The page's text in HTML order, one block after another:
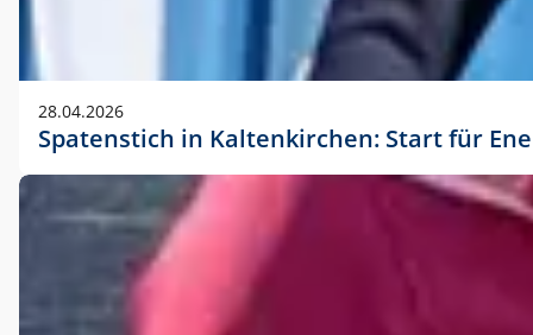
28.04.2026
Spatenstich in Kaltenkirchen: Start für